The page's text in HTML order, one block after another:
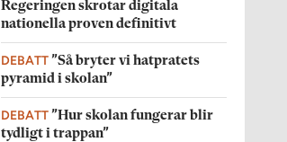
Regeringen skrotar digitala
nationella proven definitivt
DEBATT ”Så bryter vi hatpratets
pyramid i skolan”
DEBATT ”Hur skolan fungerar blir
tydligt i trappan”